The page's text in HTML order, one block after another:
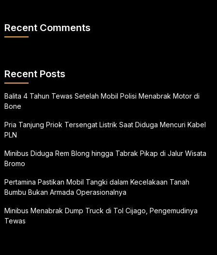
Recent Comments
Recent Posts
Balita 4 Tahun Tewas Setelah Mobil Polisi Menabrak Motor di
Bone
Pria Tanjung Priok Tersengat Listrik Saat Diduga Mencuri Kabel
PLN
Minibus Diduga Rem Blong hingga Tabrak Pikap di Jalur Wisata
Bromo
Pertamina Pastikan Mobil Tangki dalam Kecelakaan Tanah
Bumbu Bukan Armada Operasionalnya
Minibus Menabrak Dump Truck di Tol Cijago, Pengemudinya
Tewas